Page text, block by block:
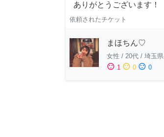
ありがとうございます！
依頼されたチケット
まほちん♡
女性 / 20代 / 埼玉県
sentiment_satisfied 1 sentiment_neutral 0 sentiment_dissatisfied 0